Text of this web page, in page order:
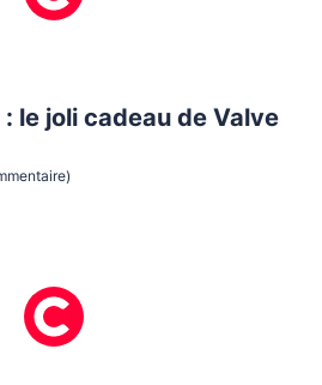
le joli cadeau de Valve
)